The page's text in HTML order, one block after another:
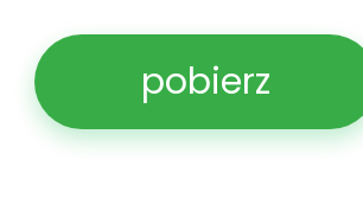
pobierz